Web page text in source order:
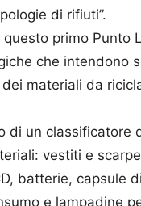
di rifiuti”.
primo Punto
che intendono
materiali da
di un classificatore
vestiti e
batterie, capsule
e lampadine